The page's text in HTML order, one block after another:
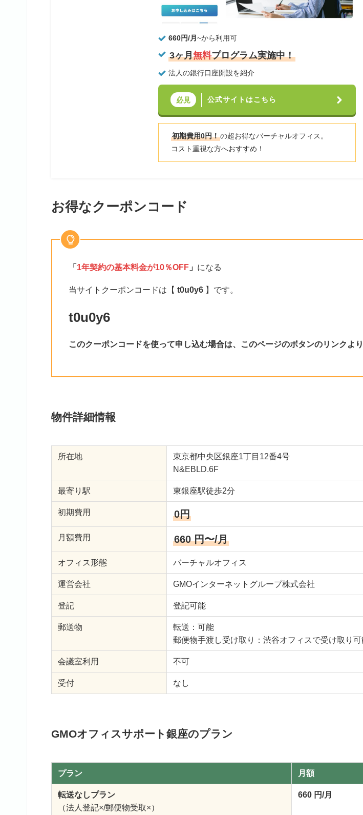
660円/月~から利用可
3ヶ月無料プログラム実施中！
法人の銀行口座開設を紹介
必見 公式サイトはこちら
初期費用0円！の超お得なバーチャルオフィス。
コスト重視な方へおすすめ！
お得なクーポンコード
「 1年契約の基本料金が10％OFF 」 になる
当サイトクーポンコードは【 t0u0y6 】です。
t0u0y6
このクーポンコードを使って申し込む場合は、このページのボタンのリンクよ
物件詳細情報
所在地
東京都中央区銀座1丁目12番4号
N&EBLD.6F
最寄り駅 東銀座駅徒歩2分
初期費用 0円
月額費用 660 円〜/月
オフィス形態 バーチャルオフィス
運営会社 GMOインターネットグループ株式会社
登記 登記可能
郵送物
転送：可能
郵便物手渡し受け取り：渋谷オフィスで受け取り可
会議室利用 不可
受付 なし
GMOオフィスサポート銀座のプラン
プラン 月額
転送なしプラン
（法人登記×/郵便物受取×）
660 円/月